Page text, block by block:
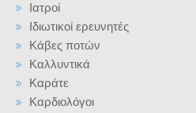
Ιατροί
Ιδιωτικοί ερευνητές
Κάβες ποτών
Καλλυντικά
Καράτε
Καρδιολόγοι